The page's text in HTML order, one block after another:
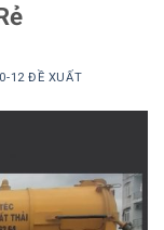
12 ĐỀ XUẤT